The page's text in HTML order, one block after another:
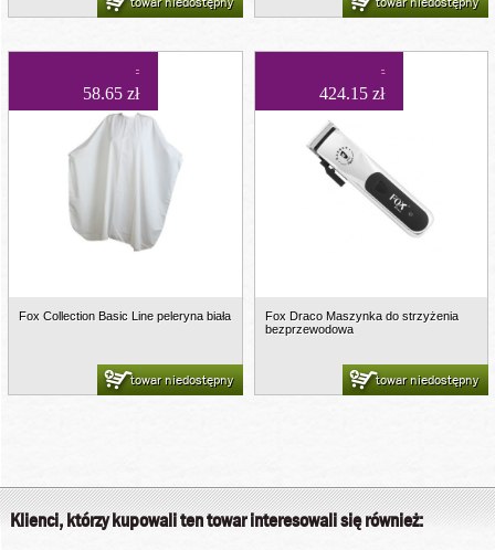
58.65 zł
Fox Collection Basic Line peleryna biała
towar niedostępny
424.15 zł
Fox Draco Maszynka do strzyżenia
bezprzewodowa
towar niedostępny
Klienci, którzy kupowali ten towar interesowali się również: